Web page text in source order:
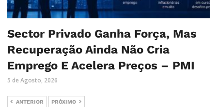
Sector Privado Ganha Força, Mas
Recuperação Ainda Não Cria
Emprego E Acelera Preços – PMI
5 de Agosto, 2026
ANTERIOR PRÓXIMO